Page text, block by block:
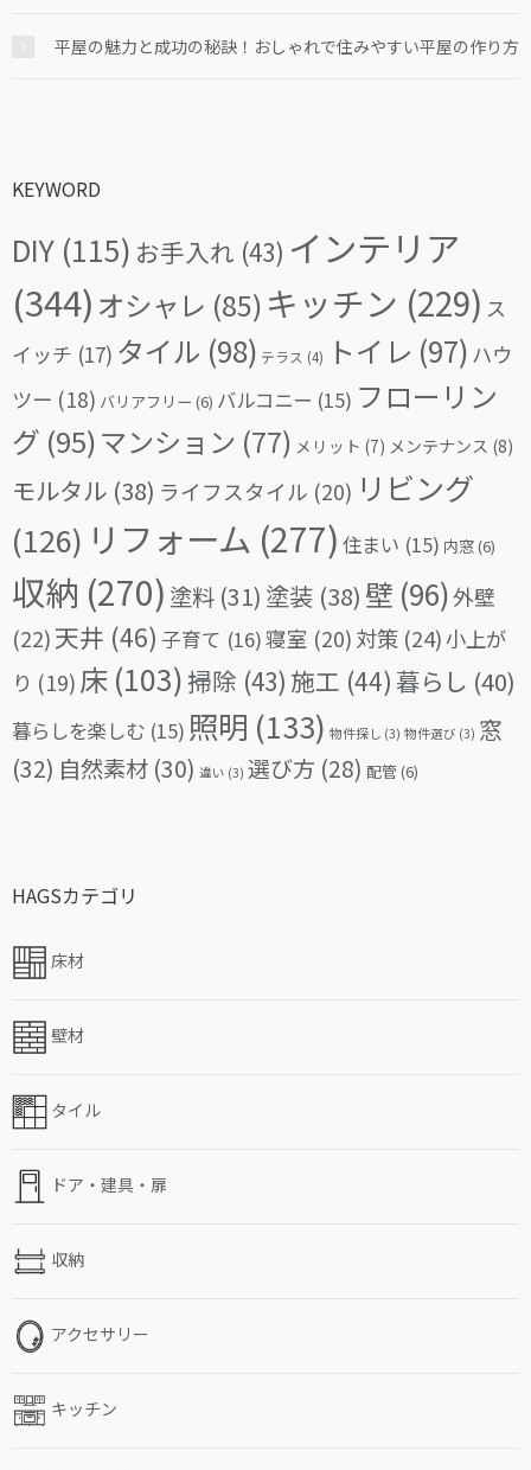
平屋の魅力と成功の秘訣！おしゃれで住みやすい平屋の作り方
KEYWORD
DIY (115) お手入れ (43) インテリア
(344) オシャレ (85) キッチン (229) ス
イッチ (17) タイル (98) テラス (4) トイレ (97) ハウ
ツー (18) バリアフリー (6) バルコニー (15) フローリン
グ (95)マンション (77) メリット (7) メンテナンス (8)
モルタル (38) ライフスタイル (20) リビング
(126) リフォーム (277) 住まい (15) 内窓(6)
収納 (270) 塗料 (31) 塗装 (38) 壁 (96)外壁
(22)天井 (46) 子育て (16)寝室 (20) 対策 (24)小上が
り (19) 床 (103)掃除 (43) 施工 (44) 暮らし (40)
暮らしを楽しむ (15) 照明 (133) 物件探し (3) 物件選び (3) 窓
(32) 自然素材 (30) 違い (3) 選び方 (28) 配管(6)
HAGSカテゴリ
床材
壁材
タイル
ドア・建具・扉
収納
アクセサリー
キッチン